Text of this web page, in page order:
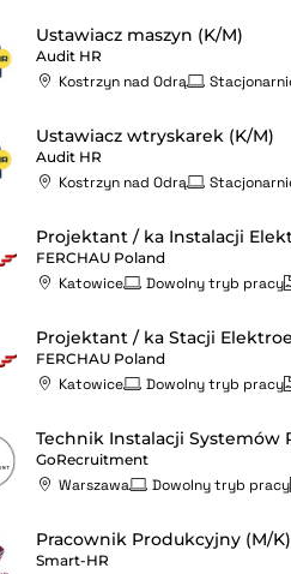
Ustawiacz maszyn (K/M)
Audit HR
Kostrzyn nad Odrą
Ustawiacz wtryskarek (K/M)
Audit HR
Kostrzyn nad Odrą
Projektant / ka Instalacji
FERCHAU Poland
Katowice Dowolny tryb pracy
FERCHAU Poland
Katowice Dowolny tryb pracy
Technik Instalacji Systemów
GoRecruitment
Warszawa Dowolny tryb pracy
Pracownik Produkcyjny (M/K)
Smart-HR